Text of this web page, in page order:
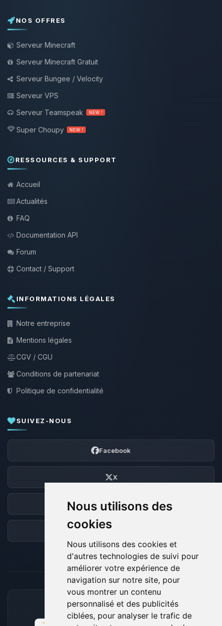
Nous utilisons des
cookies
Nous utilisons des cookies et
d'autres technologies de suivi pour
améliorer votre expérience de
navigation sur notre site, pour
vous montrer un contenu
personnalisé et des publicités
ciblées, pour analyser le trafic de
NOS OFFRES
Serveur Minecraft
Serveur Minecraft Gratuit
Serveur Bungee / Velocity
Serveur VPS
Serveur Teamspeak
NEW !
Super Choupy NEW !
RESSOURCES & SUPPORT
Accueil
Actualités
FAQ
Documentation API
Forum
Contact / Support
INFORMATIONS LÉGALES
Notre entreprise
Mentions légales
CGV / CGU
Conditions de partenariat
Politique de confidentialité
SUIVEZ-NOUS
Facebook
X
Discord
Forum
MOYENS DE PAIEMENT ACCEPTÉS